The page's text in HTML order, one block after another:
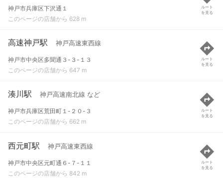
神戸市兵庫区下沢通１
このページの店舗から 628 m
ルート
を見る
高速神戸駅 神戸高速東西線
神戸市中央区多聞通３-３-１３
このページの店舗から 647 m
ルート
を見る
湊川駅 神戸高速南北線 など
神戸市兵庫区荒田町１-２０-３
このページの店舗から 662 m
ルート
を見る
西元町駅 神戸高速東西線
神戸市中央区元町通６-７-１１
このページの店舗から 842 m
ルート
を見る